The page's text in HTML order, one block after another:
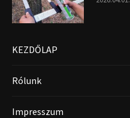
KEZDŐLAP
Rólunk
Impresszum